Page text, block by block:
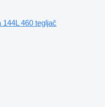
144L 460 tegljač